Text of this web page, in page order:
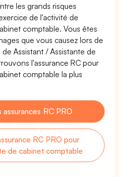
les grands risques
de l'activité de
comptable. Vous êtes
que vous causez lors de
Assistant / Assistante de
l'assurance RC pour
comptable la plus
assurances RC PRO
RC PRO pour
de cabinet comptable